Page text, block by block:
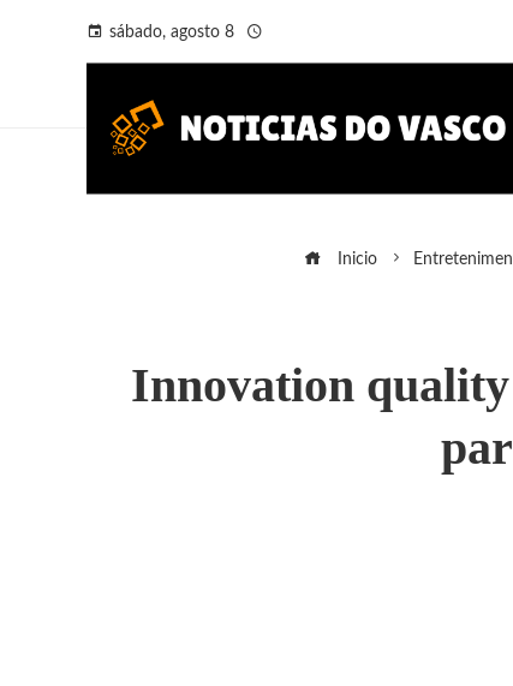
sábado, agosto 8
Inicio
Innovation